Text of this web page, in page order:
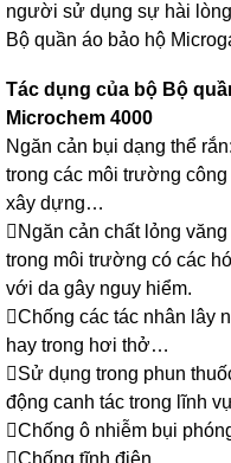
người sử dụng sự hài
Bộ quần áo bảo hộ
Tác dụng của bộ Bộ
Microchem 4000
Ngăn cản bụi dạng thể
trong các môi trường
xây dựng…
Ngăn cản chất lỏng
trong môi trường có các
với da gây nguy hiểm.
Chống các tác nhân lây
hay trong hơi thở…
Sử dụng trong phun
động canh tác trong lĩnh
Chống ô nhiễm bụi
Chống tĩnh điện